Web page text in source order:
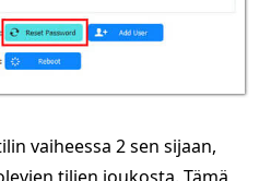
vaiheessa 2 sen sijaan,